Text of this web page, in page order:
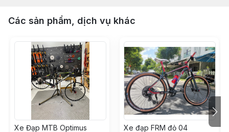
Các sản phẩm, dịch vụ khác
Xe Đạp MTB Optimus
Xe đạp FRM đỏ 04